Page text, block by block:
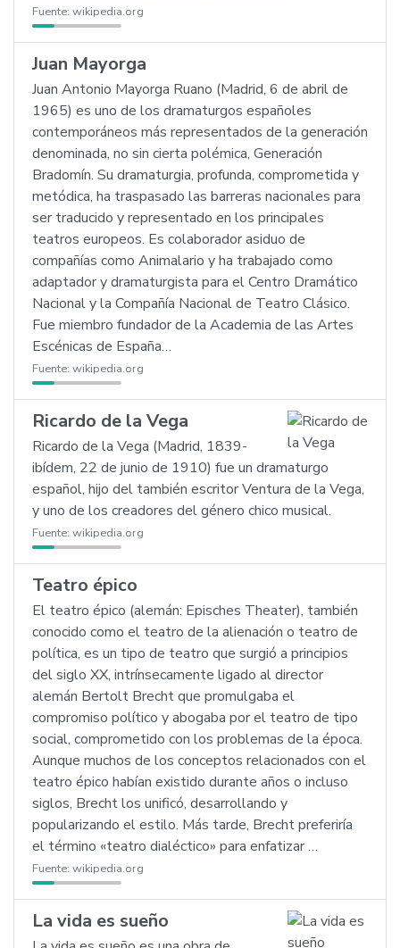
Fuente: wikipedia.org
Juan Mayorga
Juan Antonio Mayorga Ruano (Madrid, 6 de abril de
1965) es uno de los dramaturgos españoles
contemporáneos más representados de la generación
denominada, no sin cierta polémica, Generación
Bradomín. Su dramaturgia, profunda, comprometida y
metódica, ha traspasado las barreras nacionales para
ser traducido y representado en los principales
teatros europeos. Es colaborador asiduo de
compañías como Animalario y ha trabajado como
adaptador y dramaturgista para el Centro Dramático
Nacional y la Compañía Nacional de Teatro Clásico.
Fue miembro fundador de la Academia de las Artes
Escénicas de España…
Fuente: wikipedia.org
Ricardo de la Vega
Ricardo de la Vega (Madrid, 1839-
ibídem, 22 de junio de 1910) fue un dramaturgo
español, hijo del también escritor Ventura de la Vega,
y uno de los creadores del género chico musical.
Fuente: wikipedia.org
Teatro épico
El teatro épico (alemán: Episches Theater), también
conocido como el teatro de la alienación o teatro de
política, es un tipo de teatro que surgió a principios
del siglo XX, intrínsecamente ligado al director
alemán Bertolt Brecht que promulgaba el
compromiso político y abogaba por el teatro de tipo
social, comprometido con los problemas de la época.
Aunque muchos de los conceptos relacionados con el
teatro épico habían existido durante años o incluso
siglos, Brecht los unificó, desarrollando y
popularizando el estilo. Más tarde, Brecht preferiría
el término «teatro dialéctico» para enfatizar …
Fuente: wikipedia.org
La vida es sueño